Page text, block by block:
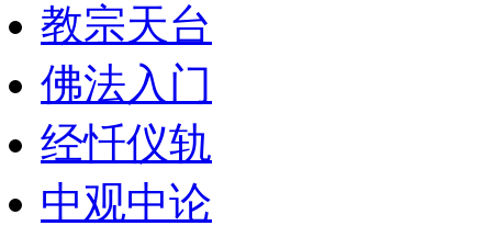
教宗天台
佛法入门
经忏仪轨
中观中论